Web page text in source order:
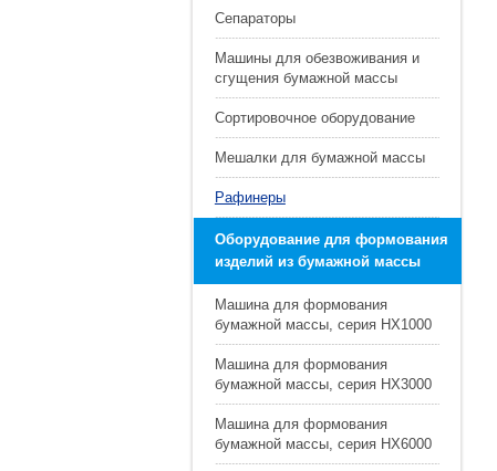
Сепараторы
Машины для обезвоживания и
сгущения бумажной массы
Сортировочное оборудование
Мешалки для бумажной массы
Рафинеры
Оборудование для формования
изделий из бумажной массы
Машина для формования
бумажной массы, серия HX1000
Машина для формования
бумажной массы, серия HX3000
Машина для формования
бумажной массы, серия HX6000